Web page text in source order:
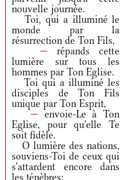
nouvelle journée.
Toi, qui a illuminé le
monde par la
résurrection de Ton Fils,
— répands cette
lumière sur tous les
hommes par Ton Eglise.
Toi qui a illuminé les
disciples de Ton Fils
unique par Ton Esprit,
— envoie-Le à Ton
Eglise, pour qu'elle Te
soit fidèle.
O lumière des nations,
souviens-Toi de ceux qui
s'attardent encore dans
les ténèbres;